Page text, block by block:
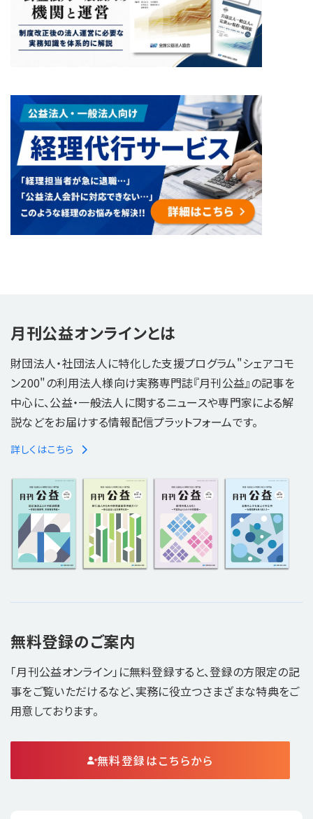
月刊公益オンラインとは
財団法人・社団法人に特化した支援プログラム"シェアコモ
ン200"の利用法人様向け実務専門誌『月刊公益』の記事を
中心に、公益・一般法人に関するニュースや専門家による解
説などをお届けする情報配信プラットフォームです。
詳しくはこちら
無料登録のご案内
「月刊公益オンライン」に無料登録すると、登録の方限定の記
事をご覧いただけるなど、実務に役立つさまざまな特典をご
用意しております。
無料登録はこちらから